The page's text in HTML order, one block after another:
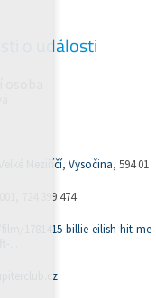
o události
Velké Meziříčí, Vysočina, 594 01
724 399 474
film/1781415-billie-eilish-hit-me-